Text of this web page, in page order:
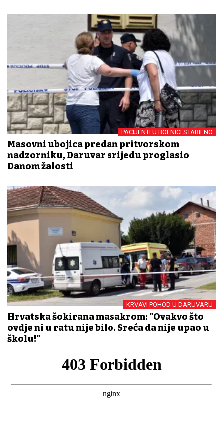
PACIJENTI U BOLNICI STABILNO
Masovni ubojica predan pritvorskom
nadzorniku, Daruvar srijedu proglasio
Danom žalosti
KRVAVI POHOD U DARUVARU
Hrvatska šokirana masakrom: "Ovakvo što
ovdje ni u ratu nije bilo. Sreća da nije upao u
školu!"